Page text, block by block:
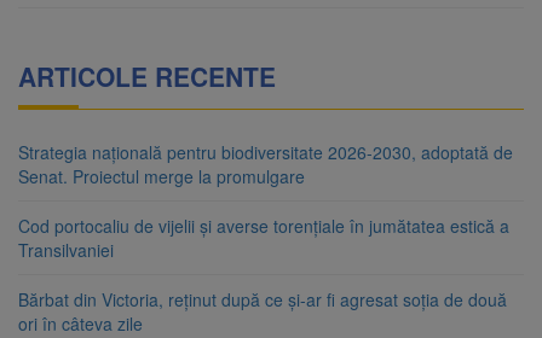
ARTICOLE RECENTE
Strategia națională pentru biodiversitate 2026-2030, adoptată de
Senat. Proiectul merge la promulgare
Cod portocaliu de vijelii și averse torențiale în jumătatea estică a
Transilvaniei
Bărbat din Victoria, reținut după ce și-ar fi agresat soția de două
ori în câteva zile